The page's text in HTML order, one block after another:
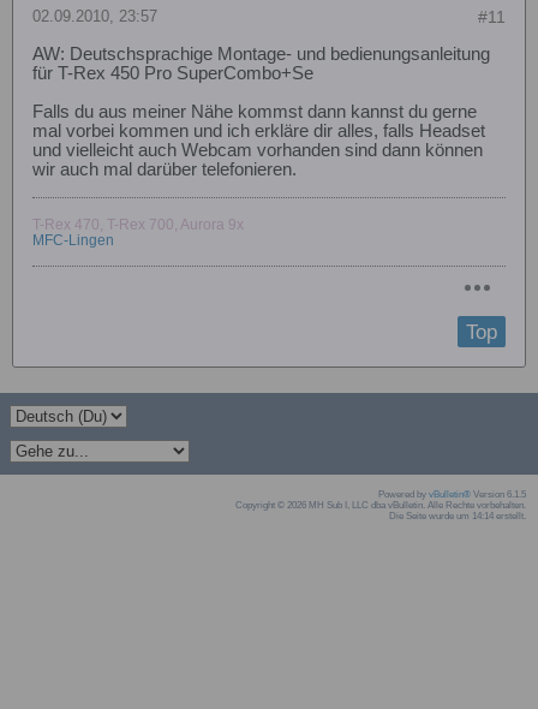
#11
02.09.2010, 23:57
AW: Deutschsprachige Montage- und bedienungsanleitung
für T-Rex 450 Pro SuperCombo+Se
Falls du aus meiner Nähe kommst dann kannst du gerne
mal vorbei kommen und ich erkläre dir alles, falls Headset
und vielleicht auch Webcam vorhanden sind dann können
wir auch mal darüber telefonieren.
T-Rex 470, T-Rex 700, Aurora 9x
MFC-Lingen
Top
Powered by vBulletin® Version 6.1.5
Copyright © 2026 MH Sub I, LLC dba vBulletin. Alle Rechte vorbehalten.
Die Seite wurde um 14:14 erstellt.